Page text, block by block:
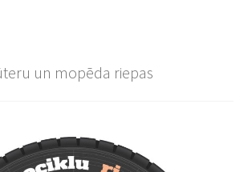
un mopēda riepas